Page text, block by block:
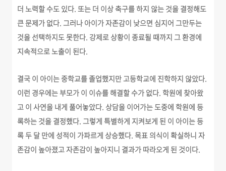
더 노력할 수도 있다. 또는 더 이상 축구를 하지 않는 것을 결정해도
큰 문제가 없다. 그러나 아이가 자존감이 낮으면 심지어 그만두는
것을 선택하지도 못한다. 강제로 상황이 종료될 때까지 그 환경에
지속적으로 노출이 된다.
결국 이 아이는 중학교를 졸업했지만 고등학교에 진학하지 않았다.
이런 경우에는 부모가 이 이슈를 해결할 수가 없다. 학원에 찾아왔
고 이 사연을 내게 풀어놓았다. 상담을 이어가는 도중에 학원에 등
록하는 것을 결정했다. 그렇게 특별하게 지켜보게 된 이 아이는 등
록 두 달 만에 성적이 가파르게 상승했다. 목표 의식이 확실하니 자
존감이 높아졌고 자존감이 높아지니 결과가 따라오게 된 것이다.